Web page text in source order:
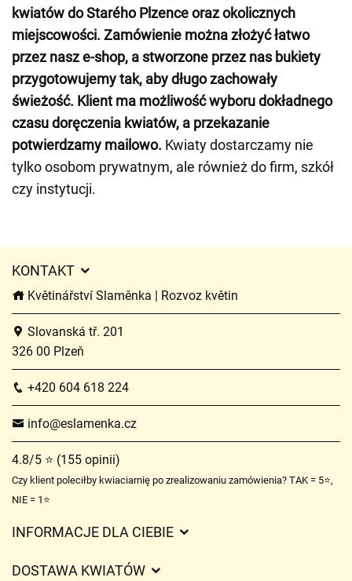
kwiatów do Starého Plzence oraz okolicznych
miejscowości. Zamówienie można złożyć łatwo
przez nasz e-shop, a stworzone przez nas bukiety
przygotowujemy tak, aby długo zachowały
świeżość. Klient ma możliwość wyboru dokładnego
czasu doręczenia kwiatów, a przekazanie
potwierdzamy mailowo. Kwiaty dostarczamy nie
tylko osobom prywatnym, ale również do firm, szkół
czy instytucji.
KONTAKT
Květinářství Slaměnka | Rozvoz květin
Slovanská tř. 201
326 00 Plzeň
+420 604 618 224
info@eslamenka.cz
4.8/5 ⭐ (155 opinii)
Czy klient poleciłby kwiaciarnię po zrealizowaniu zamówienia? TAK = 5⭐,
NIE = 1⭐
INFORMACJE DLA CIEBIE
DOSTAWA KWIATÓW